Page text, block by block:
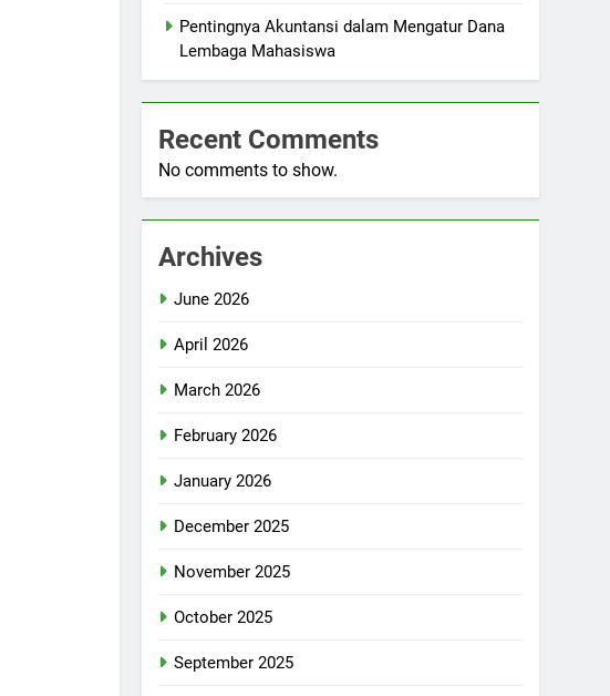
Pentingnya Akuntansi dalam Mengatur Dana
Lembaga Mahasiswa
Recent Comments
No comments to show.
Archives
June 2026
April 2026
March 2026
February 2026
January 2026
December 2025
November 2025
October 2025
September 2025